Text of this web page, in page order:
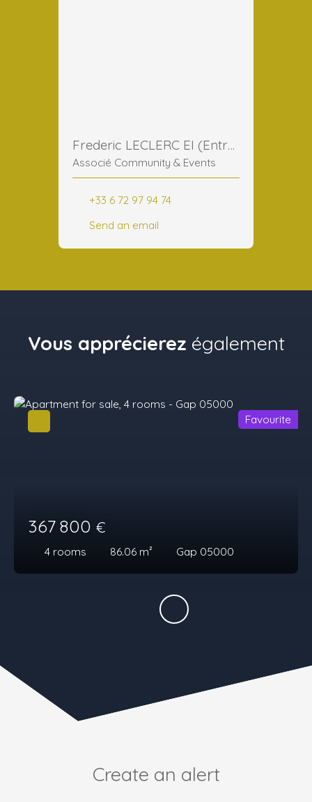
Frederic LECLERC EI (Entreprise Individuelle)
Associé Community & Events
+33 6 72 97 94 74
Send an email
Vous apprécierez également
367 800 €
4 rooms 86.06 m² Gap 05000
Favourite
Create an alert